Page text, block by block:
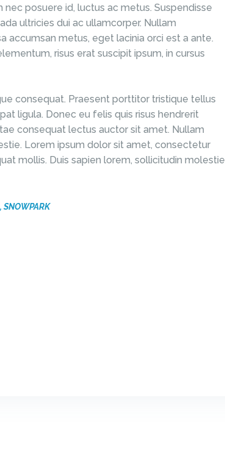
posuere id, luctus ac metus. Suspendisse
ultricies dui ac ullamcorper. Nullam
accumsan metus, eget lacinia orci est a ante.
risus erat suscipit ipsum, in cursus
consequat. Praesent porttitor tristique tellus
ligula. Donec eu felis quis risus hendrerit
consequat lectus auctor sit amet. Nullam
Lorem ipsum dolor sit amet, consectetur
mollis. Duis sapien lorem, sollicitudin molestie
, SNOWPARK